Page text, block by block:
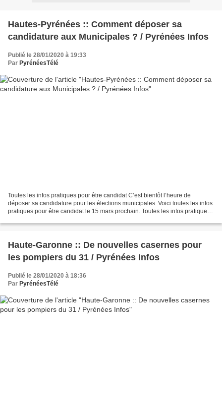
Hautes-Pyrénées :: Comment déposer sa
candidature aux Municipales ? / Pyrénées Infos
Publié le 28/01/2020 à 19:33
Par PyrénéesTélé
Toutes les infos pratiques pour être candidat C’est bientôt l’heure de
déposer sa candidature pour les élections municipales. Voici toutes les infos
pratiques pour être candidat le 15 mars prochain. Toutes les infos pratiques
Haute-Garonne :: De nouvelles casernes pour
les pompiers du 31 / Pyrénées Infos
Publié le 28/01/2020 à 18:36
Par PyrénéesTélé